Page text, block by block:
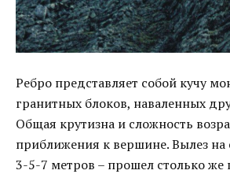
Ребро представляет собой кучу
гранитных блоков, наваленных
Общая крутизна и сложность
приближения к вершине. Вылез на
3-5-7 метров – прошел столько же